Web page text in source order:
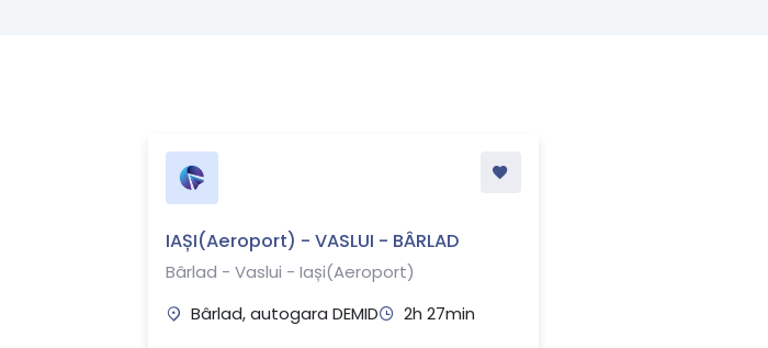
IAȘI(Aeroport) - VASLUI - BÂRLAD
Bârlad - Vaslui - Iași(Aeroport)
Bârlad, autogara DEMID
2h 27min